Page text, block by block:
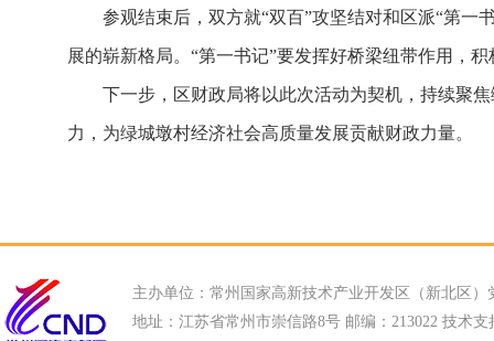
参观结束后，双方就“双百”攻坚结对和区派“第
展的崭新格局。“第一书记”要发挥好桥梁纽带作用，
下一步，区财政局将以此次活动为契机，持续聚
力，为绿城墩村经济社会高质量发展贡献财政力量。
主办单位：常州国家高新技术产业开发区（新北区）
地址：江苏省常州市崇信路8号 邮编：213022 技术支